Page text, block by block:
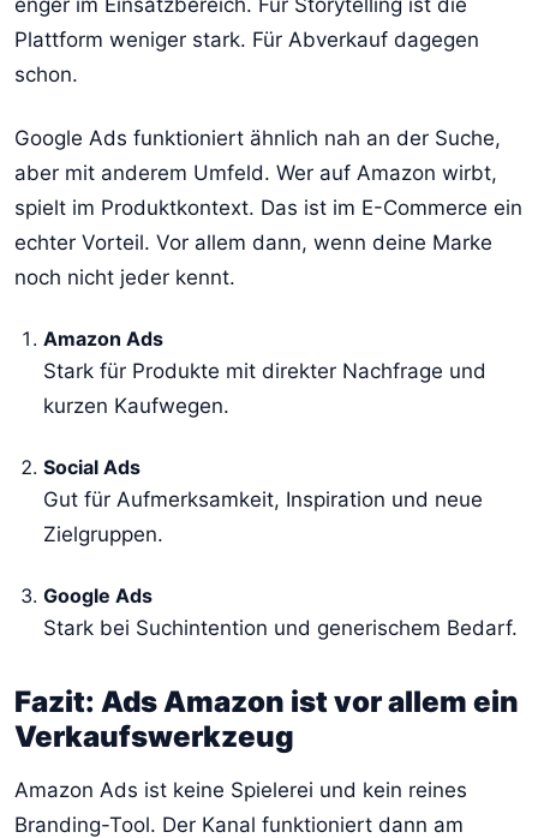
Plattform weniger stark. Für Abverkauf dagegen
schon.
Google Ads funktioniert ähnlich nah an der Suche,
aber mit anderem Umfeld. Wer auf Amazon wirbt,
spielt im Produktkontext. Das ist im E-Commerce ein
echter Vorteil. Vor allem dann, wenn deine Marke
noch nicht jeder kennt.
Amazon Ads
Stark für Produkte mit direkter Nachfrage und
kurzen Kaufwegen.
Social Ads
Gut für Aufmerksamkeit, Inspiration und neue
Zielgruppen.
Google Ads
Stark bei Suchintention und generischem Bedarf.
Fazit: Ads Amazon ist vor allem ein
Verkaufswerkzeug
Amazon Ads ist keine Spielerei und kein reines
Branding-Tool. Der Kanal funktioniert dann am